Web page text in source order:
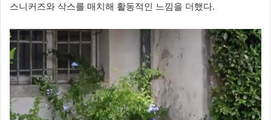
스니커즈와 삭스를 매치해 활동적인 느낌을 더했다.